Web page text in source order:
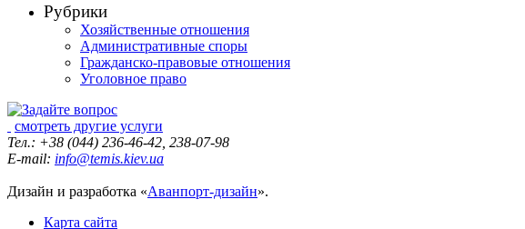
Рубрики
Хозяйственные отношения
Административные споры
Гражданско-правовые отношения
Уголовное право
смотреть другие услуги
Тел.: +38 (044) 236-46-42, 238-07-98
E-mail: info@temis.kiev.ua
Дизайн и разработка «Аванпорт-дизайн».
Карта сайта